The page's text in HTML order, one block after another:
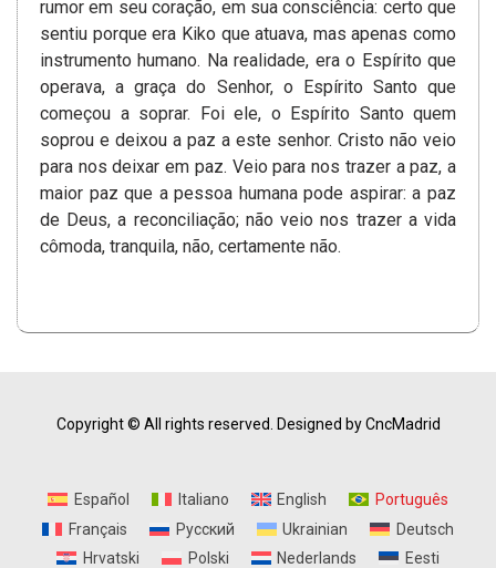
rumor em seu coração, em sua consciência: certo que
sentiu porque era Kiko que atuava, mas apenas como
instrumento humano. Na realidade, era o Espírito que
operava, a graça do Senhor, o Espírito Santo que
começou a soprar. Foi ele, o Espírito Santo quem
soprou e deixou a paz a este senhor. Cristo não veio
para nos deixar em paz. Veio para nos trazer a paz, a
maior paz que a pessoa humana pode aspirar: a paz
de Deus, a reconciliação; não veio nos trazer a vida
cômoda, tranquila, não, certamente não.
Copyright © All rights reserved. Designed by CncMadrid
Español Italiano English
Português
Français
Русский Ukrainian
Deutsch
Hrvatski
Polski Nederlands Eesti